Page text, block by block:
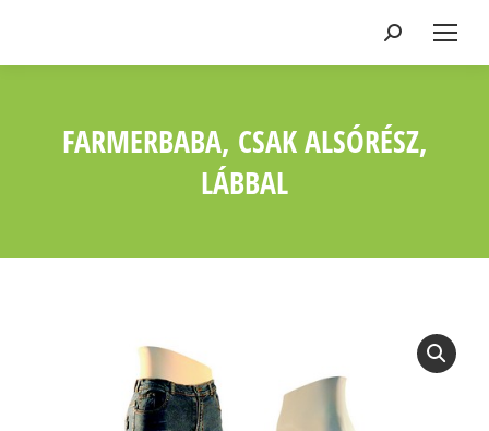
Keresés:
FARMERBABA, CSAK ALSÓRÉSZ,
LÁBBAL